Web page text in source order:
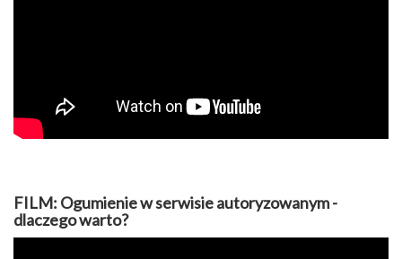
FILM: Ogumienie w serwisie autoryzowanym -
dlaczego warto?